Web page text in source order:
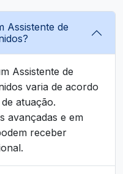
Assistente de
Assistente de
varia de acordo
atuação.
avançadas e em
receber